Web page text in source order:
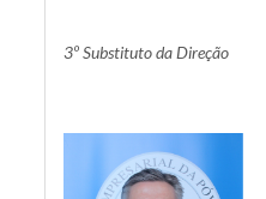
3º Substituto da Direção